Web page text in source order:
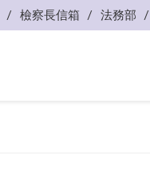
檢察長信箱 法務部